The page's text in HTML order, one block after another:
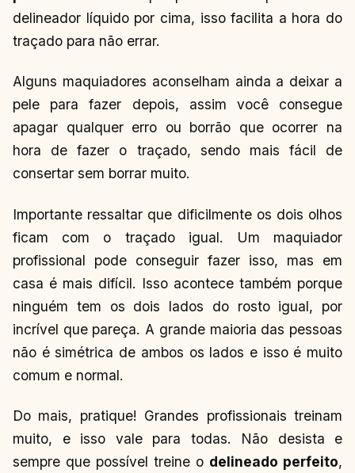
delineador líquido por cima, isso facilita a hora do
traçado para não errar.
Alguns maquiadores aconselham ainda a deixar a
pele para fazer depois, assim você consegue
apagar qualquer erro ou borrão que ocorrer na
hora de fazer o traçado, sendo mais fácil de
consertar sem borrar muito.
Importante ressaltar que dificilmente os dois olhos
ficam com o traçado igual. Um maquiador
profissional pode conseguir fazer isso, mas em
casa é mais difícil. Isso acontece também porque
ninguém tem os dois lados do rosto igual, por
incrível que pareça. A grande maioria das pessoas
não é simétrica de ambos os lados e isso é muito
comum e normal.
Do mais, pratique! Grandes profissionais treinam
muito, e isso vale para todas. Não desista e
sempre que possível treine o delineado perfeito,